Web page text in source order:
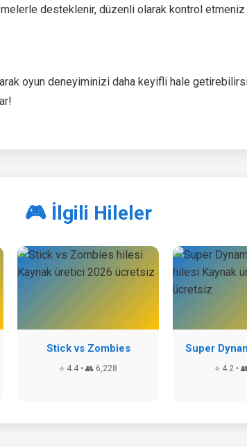
desteklenir, düzenli olarak kontrol etmeniz
oyun deneyiminizi daha keyifli hale
🎮 İlgili Hileler
Stick vs Zombies
⭐ 4.4 • 👥 6,228
Super
⭐ 4.2 •